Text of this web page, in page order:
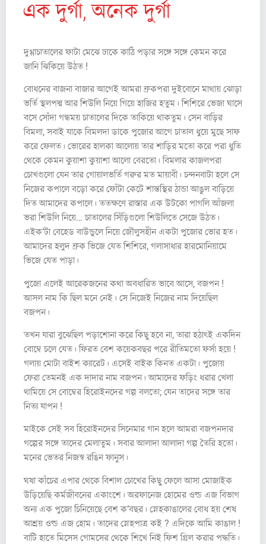
এক দুর্গা, অনেক দুর্গা
দুগ্গাচাতালের ফাটা মেঝে ঢাকে কাঠি পড়ার সঙ্গে সঙ্গে কেমন করে
জানি ঝিকিয়ে উঠত !
বোধনের বাজনা বাজার আগেই আমরা ফ্রকপরা দুইবোনে মাথায় ঝোড়া
ভর্তি স্থলপদ্ম আর শিউলি নিয়ে গিয়ে হাজির হতুম। শিশিরে ভেজা ঘাসে
বসে সোঁদা গন্ধময় চাতালের দিকে তাকিয়ে থাকতুম। সেন বাড়ির
বিমলা, সবাই যাকে বিমলদা ডাকে পুজোর আগে চাতাল ধুয়ে মুছে সাফ
করে ফেলত। ভোরের হালকা আলোয় তার শাড়ির মতো করে পরা ধুতি
থেকে কেমন কুয়াশা কুয়াশা আলো বেরতো। বিমলার কাজলপরা
চোখগুলো যেন তার গোয়ালভর্তি গরুর মত মায়াবী। চন্দনবাটা হলে সে
নিজের কপালে বড়ো করে ফোঁটা কেটে শান্তস্থির ঠান্ডা আঙুল বাড়িয়ে
দিত আমাদের কপালে। ততক্ষণে রাস্তার এক উটকো পাগলি আঁজলা
ভরা শিউলি নিয়ে… চাতালের সিঁড়িগুলো শিউলিতে সেজে উঠত।
এইক’টা বেহেড বাউন্ডুলে নিয়ে জৌলুসহীন একটা পুজোর ভোর হত।
আমাদের হলুদ ফ্রক ভিজে যেত শিশিরে, গলাসাধার হারমোনিয়ামে
ভিজে যেত পাড়া।
পুজো এলেই আরেকজনের কথা অবধারিত ভাবে আসে, বজপন !
আসল নাম কি ছিল মনে নেই। সে নিজেই নিজের নাম দিয়েছিল
বজপন।
তখন যারা বুঝেছিল পড়াশোনা করে কিছু হবে না, তারা হঠাৎই একদিন
বোম্বে চলে যেত। ফিরত বেশ কয়েকবছর পরে রীতিমতো ফর্সা হয়ে !
গলায় মোটা বাইশ ক্যারেট। এসেই বাইক কিনত একটা। পুজোয়
ফেরা তেমনই এক দাদার নাম বজপন। আমাদের ফড়িং ধরার খেলা
থামিয়ে সে বোম্বের হিরোইনদের গল্প বলতো; যেন তাদের সঙ্গে তার
নিত্য যাপন !
মাইকে সেই সব হিরোইনদের সিনেমার গান হলে আমরা বজপনদার
গল্পের সঙ্গে তাদের মেলাতুম। সবার আলাদা আলাদা গল্প তৈরি হতো।
মনের ভেতর নিজস্ব রঙিন ফানুস।
ঘষা কাঁচের এপার থেকে বিশাল চোখের কিছু ফেলে আসা মোজাইক
উড়িয়েছি কর্মজীবনের একাংশে। অরফানেজ হোমের ওল্ড এজ বিভাগ
অন্য এক পুজো চিনিয়েছে বেশ ক’বছর। স্নেহকাঙালের বোধ হয় শেষ
আশ্রয় ওল্ড এজ হোম। তাদের স্নেহপাত্র কই ? এদিকে আমি কাঙাল !
বাটি হাতে মিসেস গোমসের থেকে শিখে নিই ফিশ গ্রিল করার পদ্ধতি।